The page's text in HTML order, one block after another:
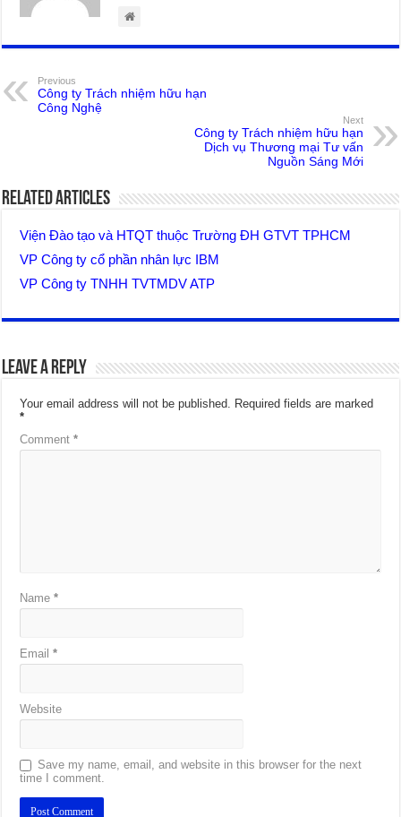
Previous
Công ty Trách nhiệm hữu hạn
Công Nghệ
Next
Công ty Trách nhiệm hữu hạn
Dịch vụ Thương mại Tư vấn
Nguồn Sáng Mới
Related Articles
Viện Đào tạo và HTQT thuộc Trường ĐH GTVT TPHCM
VP Công ty cổ phần nhân lực IBM
VP Công ty TNHH TVTMDV ATP
Leave a Reply
Your email address will not be published. Required fields are marked
*
Comment*
Name*
Email*
Website
Save my name, email, and website in this browser for the next
time I comment.